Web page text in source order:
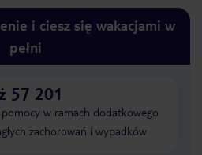
i ciesz się wakacjami w
pełni
57 201
w ramach dodatkowego
zachorowań i wypadków